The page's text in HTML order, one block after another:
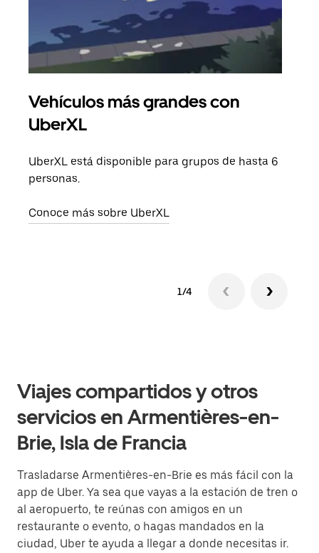
Vehículos más grandes con
UberXL
UberXL está disponible para grupos de hasta 6
personas.
Conoce más sobre UberXL
1/4
Viajes compartidos y otros
servicios en Armentières-en-
Brie, Isla de Francia
Trasladarse Armentières-en-Brie es más fácil con la
app de Uber. Ya sea que vayas a la estación de tren o
al aeropuerto, te reúnas con amigos en un
restaurante o evento, o hagas mandados en la
ciudad, Uber te ayuda a llegar a donde necesitas ir.